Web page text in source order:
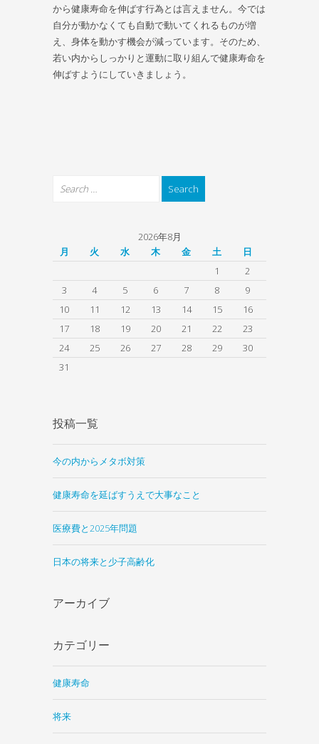
から健康寿命を伸ばす行為とは言えません。今では
自分が動かなくても自動で動いてくれるものが増
え、身体を動かす機会が減っています。そのため、
若い内からしっかりと運動に取り組んで健康寿命を
伸ばすようにしていきましょう。
2026年8月
月
火 水 木 金 土
日
1
2
3
4 5 6 7 8
9
10
11 12 13 14 15
16
17
18 19 20 21 22
23
24
25 26 27 28 29
30
31
投稿一覧
今の内からメタボ対策
健康寿命を延ばすうえで大事なこと
医療費と2025年問題
日本の将来と少子高齢化
アーカイブ
カテゴリー
健康寿命
将来